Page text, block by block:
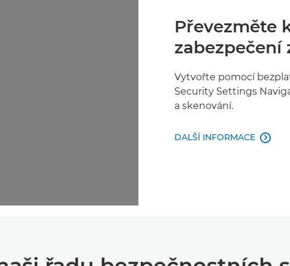
Převezměte
zabezpečení
Vytvořte pomocí
Security Settings
a skenování.
DALŠÍ INFORMACE 